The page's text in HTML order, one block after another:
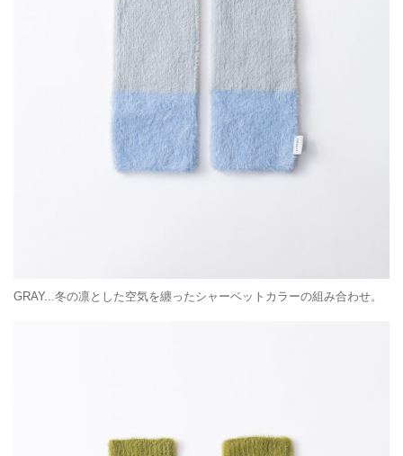
GRAY...冬の凛とした空気を纏ったシャーベットカラーの組み合わせ。